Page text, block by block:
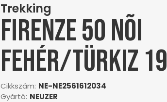
Trekking
Firenze 50 nõi
fehér/türkiz 19
Cikkszám: NE-NE2561612034
Gyártó: NEUZER